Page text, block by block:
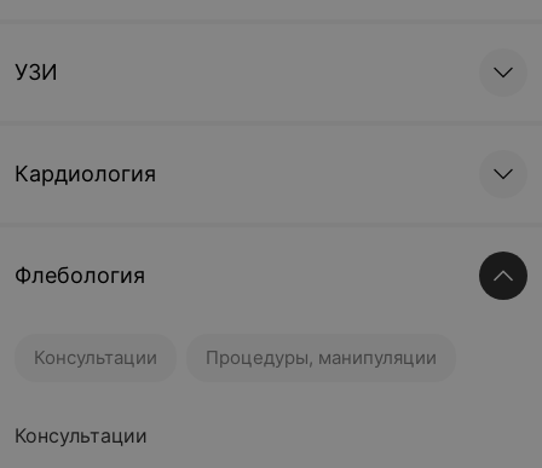
УЗИ
Кардиология
Флебология
Консультации Процедуры, манипуляции
Консультации